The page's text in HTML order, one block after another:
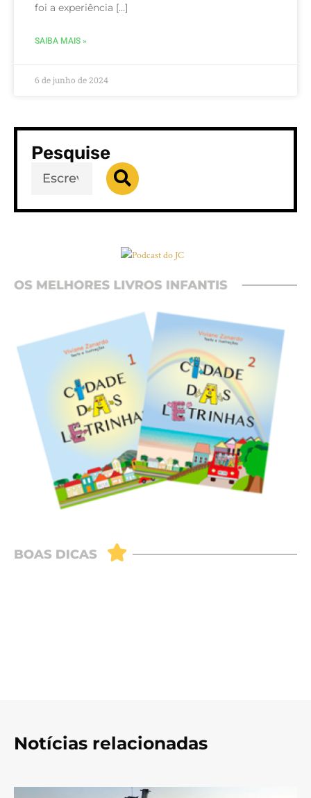
foi a experiência […]
SAIBA MAIS »
6 de junho de 2024
Pesquise
Notícias relacionadas